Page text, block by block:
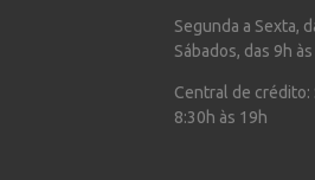
Segunda a Sexta,
Sábados, das 9h
Central de crédito:
8:30h às 19h